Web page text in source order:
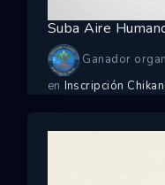
Suba Aire
Ganador
en Inscripción